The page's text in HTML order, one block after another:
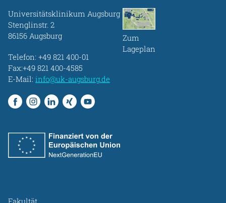
Universitätsklinikum Augsburg
Stenglinstr. 2
86156 Augsburg
Telefon: +49 821 400-01
Fax:+49 821 400-4585
E-Mail: info@uk-augsburg.de
Zum
Lageplan
Fakultät